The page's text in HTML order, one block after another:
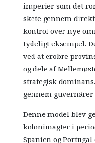
imperier som det
skete gennem
kontrol over nye
tydeligt eksempel:
ved at erobre
og dele af
strategisk
gennem
Denne model blev
kolonimagter i
Spanien og